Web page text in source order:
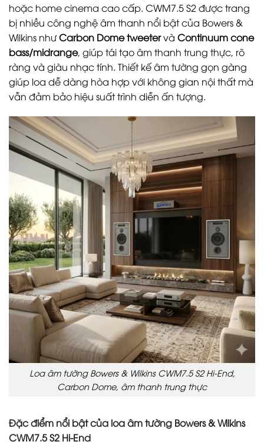
hoặc home cinema cao cấp. CWM7.5 S2 được trang
bị nhiều công nghệ âm thanh nổi bật của Bowers &
Wilkins nhưCarbon Dome tweetervà Continuum cone
bass/midrange, giúp tái tạo âm thanh trung thực, rõ
ràng và giàu nhạc tính. Thiết kế âm tường gọn gàng
giúp loa dễ dàng hòa hợp với không gian nội thất mà
vẫn đảm bảo hiệu suất trình diễn ấn tượng.
Loa âm tường Bowers & Wilkins CWM7.5 S2 Hi-End,
Carbon Dome, âm thanh trung thực
Đặc điểm nổi bật của loa âm tường Bowers & Wilkins
CWM7.5 S2 Hi-End